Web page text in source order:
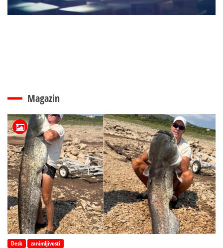
Magazin
Desk zanimljivosti